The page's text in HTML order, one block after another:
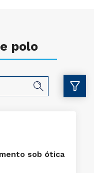
polo
sob ótica